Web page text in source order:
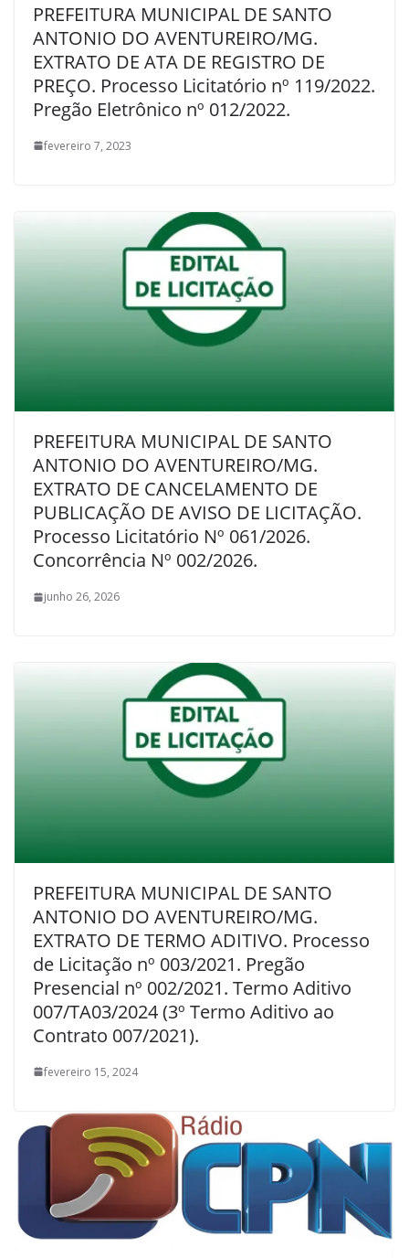
PREFEITURA MUNICIPAL DE SANTO
ANTONIO DO AVENTUREIRO/MG.
EXTRATO DE ATA DE REGISTRO DE
PREÇO. Processo Licitatório nº 119/2022.
Pregão Eletrônico nº 012/2022.
fevereiro 7, 2023
PREFEITURA MUNICIPAL DE SANTO
ANTONIO DO AVENTUREIRO/MG.
EXTRATO DE CANCELAMENTO DE
PUBLICAÇÃO DE AVISO DE LICITAÇÃO.
Processo Licitatório Nº 061/2026.
Concorrência Nº 002/2026.
junho 26, 2026
PREFEITURA MUNICIPAL DE SANTO
ANTONIO DO AVENTUREIRO/MG.
EXTRATO DE TERMO ADITIVO. Processo
de Licitação nº 003/2021. Pregão
Presencial nº 002/2021. Termo Aditivo
007/TA03/2024 (3º Termo Aditivo ao
Contrato 007/2021).
fevereiro 15, 2024